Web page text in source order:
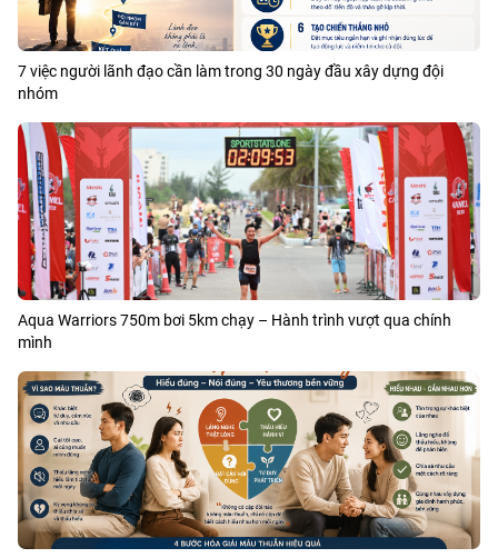
7 việc người lãnh đạo cần làm trong 30 ngày đầu xây dựng đội
nhóm
Aqua Warriors 750m bơi 5km chạy – Hành trình vượt qua chính
mình